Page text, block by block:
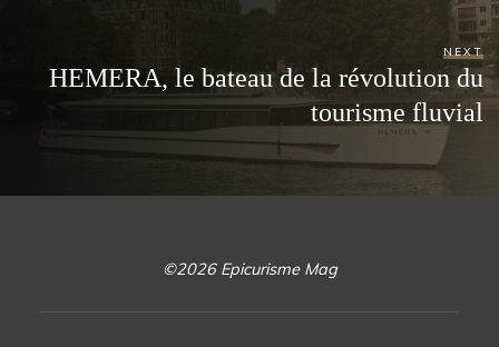
NEXT
HEMERA, le bateau de la révolution du
tourisme fluvial
©2026 Epicurisme Mag